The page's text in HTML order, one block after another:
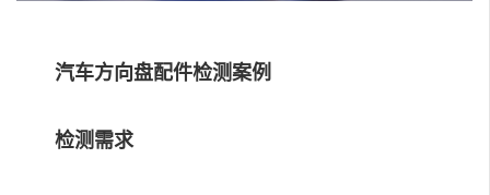
汽车方向盘配件检测案例
检测需求